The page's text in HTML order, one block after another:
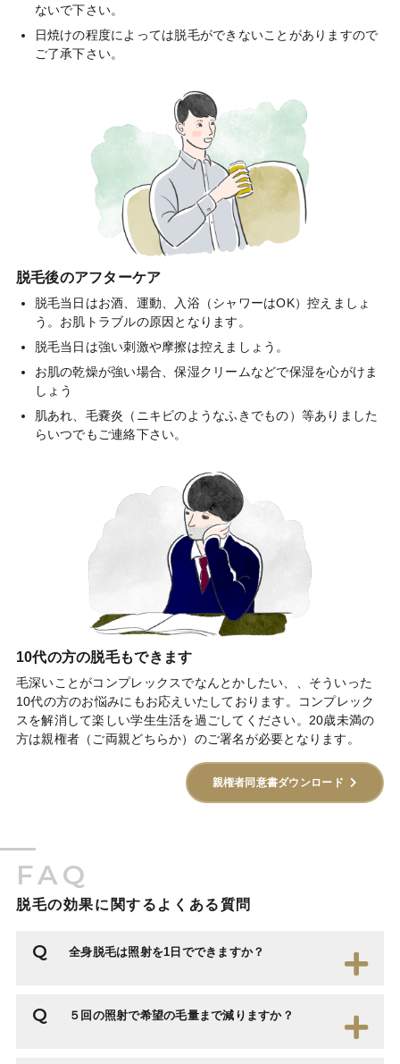
ないで下さい。
日焼けの程度によっては脱毛ができないことがありますので
ご了承下さい。
脱毛後のアフターケア
脱毛当日はお酒、運動、入浴（シャワーはOK）控えましょ
う。お肌トラブルの原因となります。
脱毛当日は強い刺激や摩擦は控えましょう。
お肌の乾燥が強い場合、保湿クリームなどで保湿を心がけま
しょう
肌あれ、毛嚢炎（ニキビのようなふきでもの）等ありました
らいつでもご連絡下さい。
10代の方の脱毛もできます
毛深いことがコンプレックスでなんとかしたい、、そういった
10代の方のお悩みにもお応えいたしております。コンプレック
スを解消して楽しい学生生活を過ごしてください。20歳未満の
方は親権者（ご両親どちらか）のご署名が必要となります。
親権者同意書ダウンロード
FAQ
脱毛の効果に関するよくある質問
全身脱毛は照射を1日でできますか？
５回の照射で希望の毛量まで減りますか？